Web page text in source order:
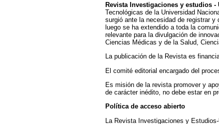
Revista Investigaciones y estudios -
Tecnológicas de la Universidad
surgió ante la necesidad de registrar
luego se ha extendido a toda la
relevante para la divulgación de
Ciencias Médicas y de la Salud,
La publicación de la Revista es
El comité editorial encargado del
Es misión de la revista promover y
de carácter inédito, no debe estar en
Política de acceso abierto
La Revista Investigaciones y